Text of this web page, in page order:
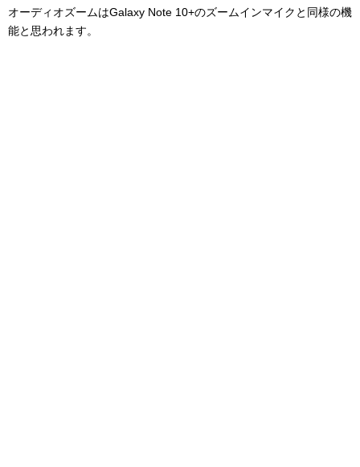
オーディオズームはGalaxy Note 10+のズームインマイクと同様の機
能と思われます。